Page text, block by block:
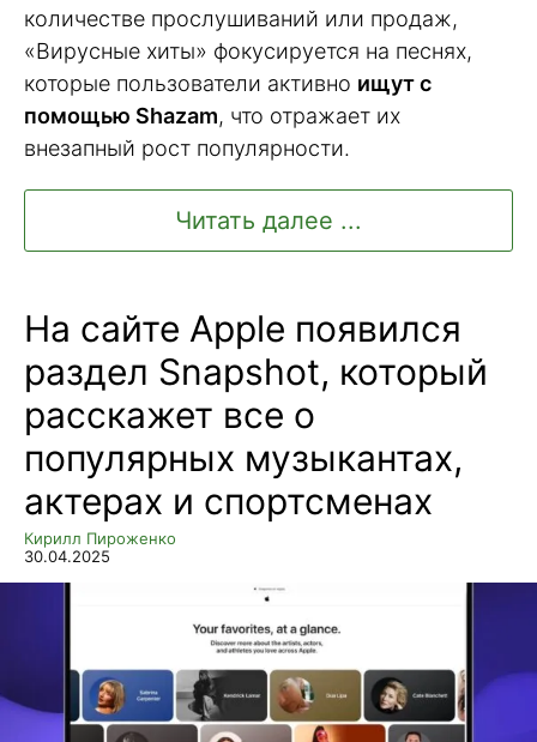
количестве прослушиваний или продаж,
«Вирусные хиты» фокусируется на песнях,
которые пользователи активно ищут с
помощью Shazam, что отражает их
внезапный рост популярности.
Читать далее ...
На сайте Apple появился
раздел Snapshot, который
расскажет все о
популярных музыкантах,
актерах и спортсменах
Кирилл Пироженко
30.04.2025